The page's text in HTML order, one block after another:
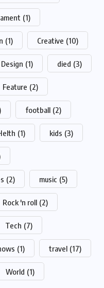
(1)
(1) Creative (10)
Design (1) died (3)
Feature (2)
football (2)
(1) kids (3)
(2) music (5)
Rock 'n roll (2)
Tech (7)
(1) travel (17)
World (1)